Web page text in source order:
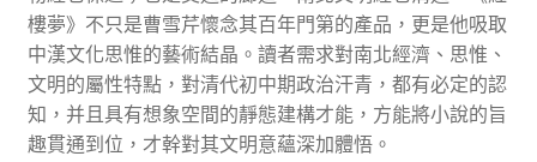
樓夢》不只是曹雪芹懷念其百年門第的產品，更是他吸取
中漢文化思惟的藝術結晶。讀者需求對南北經濟、思惟、
文明的屬性特點，對清代初中期政治汗青，都有必定的認
知，并且具有想象空間的靜態建構才能，方能將小說的旨
趣貫通到位，才幹對其文明意蘊深加體悟。